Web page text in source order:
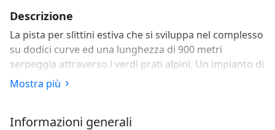
Descrizione
La pista per slittini estiva che si sviluppa nel complesso
su dodici curve ed una lunghezza di 900 metri
serpeggia attraverso i verdi prati alpini. Un impianto di
risalita trasporta comodamente al punto di partenza
gli appassionati di slittino. La pista per slittini si trova
Hauptstrasse ed accanto all'Hotel Rischli. Un
Mostra più
Informazioni generali